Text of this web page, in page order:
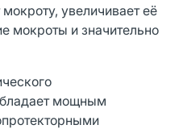
увеличивает её
мокроты и значительно
мощным